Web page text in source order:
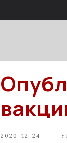
2020-12-24